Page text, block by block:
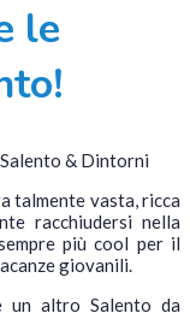
le
Salento & Dintorni
talmente vasta, ricca
racchiudersi nella
più cool per il
giovanili.
un altro Salento da